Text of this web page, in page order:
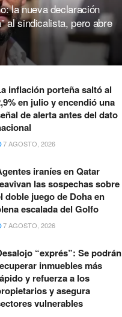
la nueva declaración
al sindicalista, pero abre
inflación porteña saltó al
en julio y encendió una
de alerta antes del dato
7 AGOSTO, 2026
iraníes en Qatar
las sospechas sobre
doble juego de Doha en
escalada del Golfo
7 AGOSTO, 2026
“exprés”: Se podrán
inmuebles más
y refuerza a los
y asegura
vulnerables